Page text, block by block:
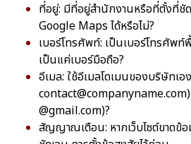
ที่อยู่: มีที่อยู่สำนักงานหรือที่ตั้งที่ชั
Google Maps ได้หรือไม่?
เบอร์โทรศัพท์: เป็นเบอร์โทรศัพ
เป็นแค่เบอร์มือถือ?
อีเมล: ใช้อีเมลโดเมนของบริษัทเอ
@gmail.com)?
สัญญาณเตือน: หากเว็บไซต์ขาดข้